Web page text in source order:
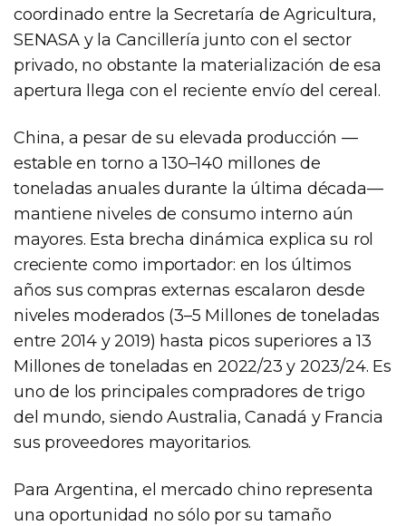
coordinado entre la Secretaría de Agricultura,
SENASA y la Cancillería junto con el sector
privado, no obstante la materialización de esa
apertura llega con el reciente envío del cereal.
China, a pesar de su elevada producción —
estable en torno a 130–140 millones de
toneladas anuales durante la última década—
mantiene niveles de consumo interno aún
mayores. Esta brecha dinámica explica su rol
creciente como importador: en los últimos
años sus compras externas escalaron desde
niveles moderados (3–5 Millones de toneladas
entre 2014 y 2019) hasta picos superiores a 13
Millones de toneladas en 2022/23 y 2023/24. Es
uno de los principales compradores de trigo
del mundo, siendo Australia, Canadá y Francia
sus proveedores mayoritarios.
Para Argentina, el mercado chino representa
una oportunidad no sólo por su tamaño